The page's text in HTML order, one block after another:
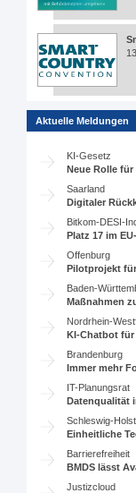
Aktuelle Meldungen
KI-Gesetz
Neue Rolle
Saarland
Digitaler
Bitkom-DESI-
Platz 17 im
Offenburg
Pilotprojekt
Baden-
Maßnahmen
Nordrhein-
KI-Chatbot
Brandenburg
Immer mehr
IT-Planungsrat
Datenqualität
Schleswig-
Einheitliche
Barrierefreiheit
BMDS lässt
Justizcloud